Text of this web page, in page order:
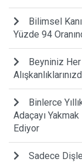
Bilimsel
Yüzde 94
Beyniniz
Binlerce
Adaçayı
Ediyor
Sadece